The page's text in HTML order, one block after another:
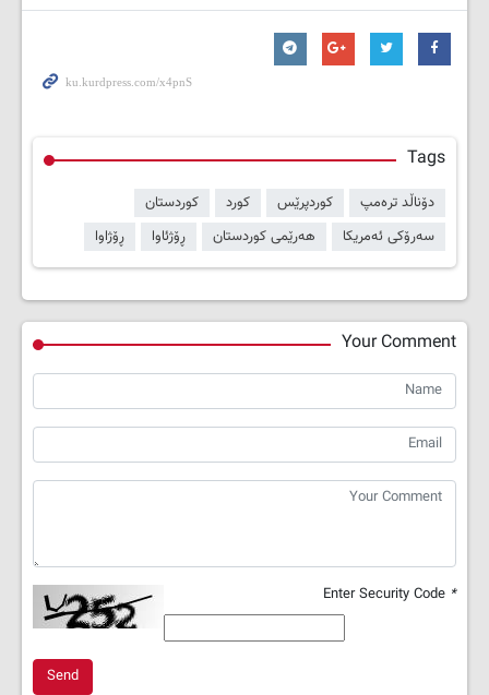
Tags
دۆناڵد ترەمپ کوردپرێس کورد
کوردستان
سەرۆکی ئەمریکا
هەرێمی کوردستان ڕۆژئاوا ڕۆژاوا
Your Comment
*
Send